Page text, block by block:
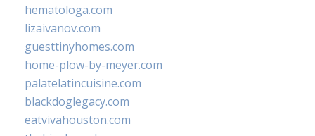
hematologa.com
lizaivanov.com
guesttinyhomes.com
home-plow-by-meyer.com
palatelatincuisine.com
blackdoglegacy.com
eatvivahouston.com